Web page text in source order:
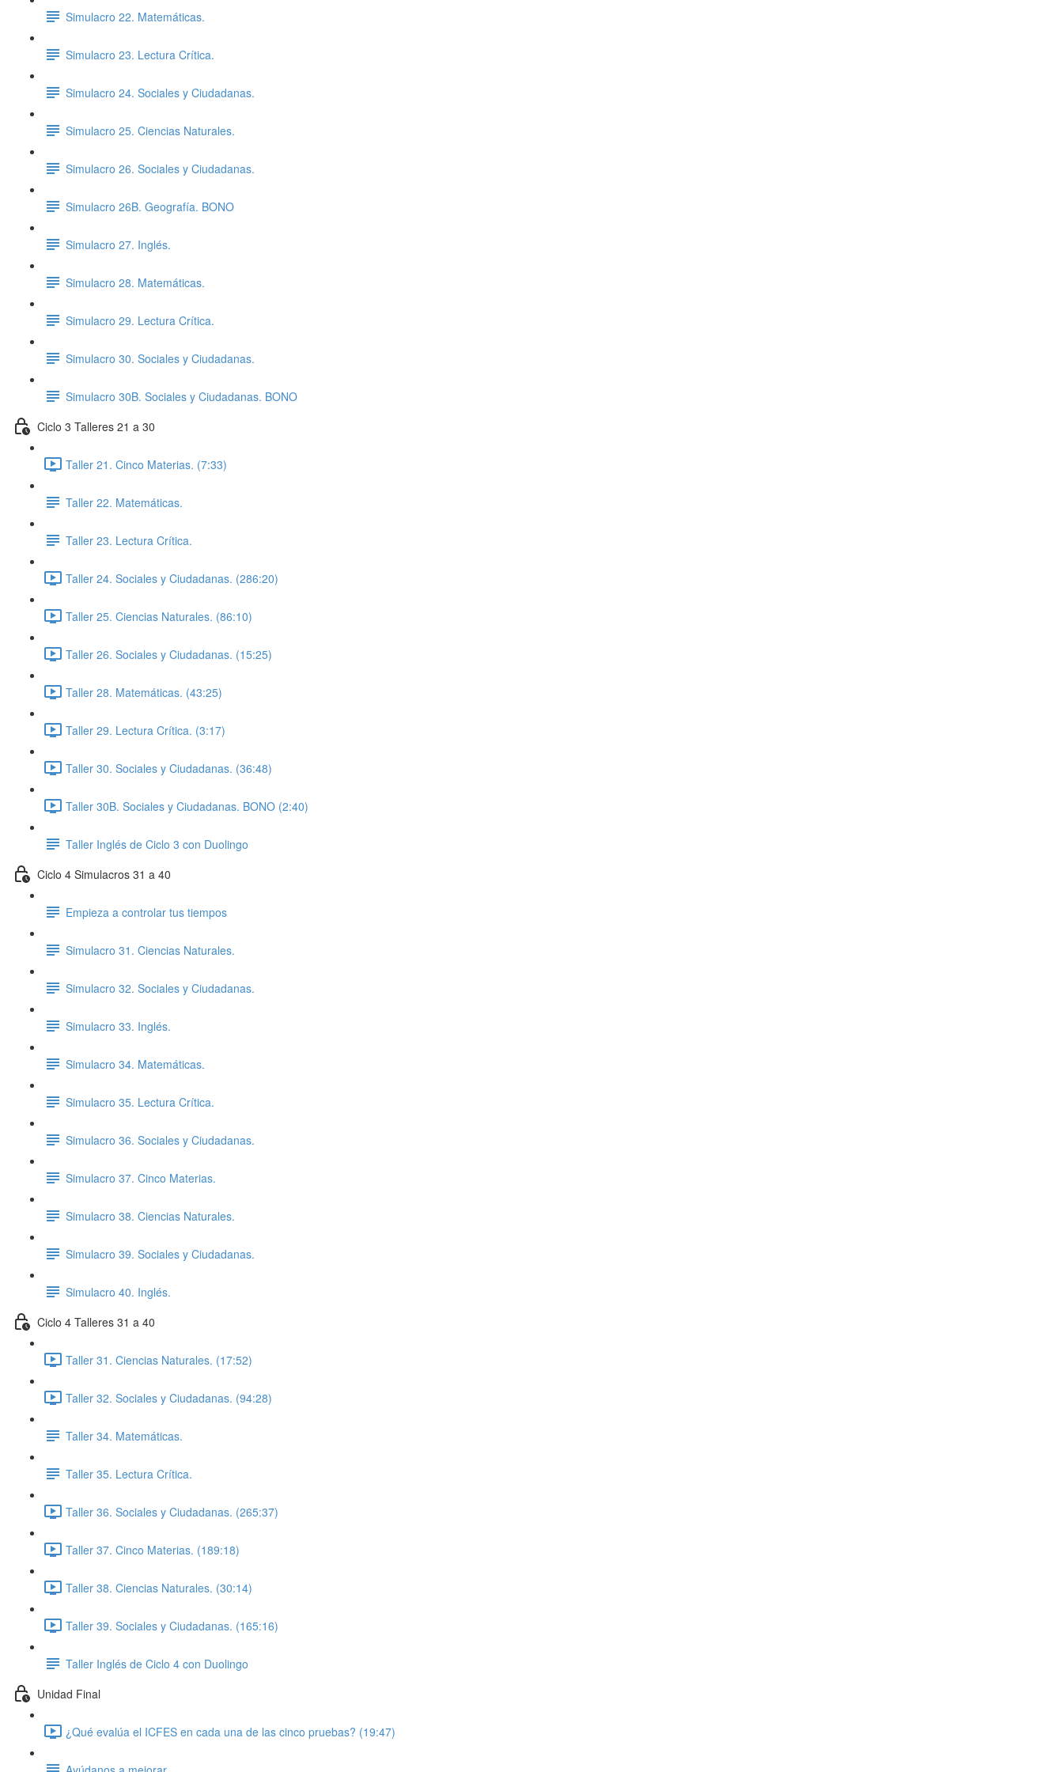
Simulacro 22. Matemáticas.
Simulacro 23. Lectura Crítica.
Simulacro 24. Sociales y Ciudadanas.
Simulacro 25. Ciencias Naturales.
Simulacro 26. Sociales y Ciudadanas.
Simulacro 26B. Geografía. BONO
Simulacro 27. Inglés.
Simulacro 28. Matemáticas.
Simulacro 29. Lectura Crítica.
Simulacro 30. Sociales y Ciudadanas.
Simulacro 30B. Sociales y Ciudadanas. BONO
Ciclo 3 Talleres 21 a 30
Taller 21. Cinco Materias. (7:33)
Taller 22. Matemáticas.
Taller 23. Lectura Crítica.
Taller 24. Sociales y Ciudadanas. (286:20)
Taller 25. Ciencias Naturales. (86:10)
Taller 26. Sociales y Ciudadanas. (15:25)
Taller 28. Matemáticas. (43:25)
Taller 29. Lectura Crítica. (3:17)
Taller 30. Sociales y Ciudadanas. (36:48)
Taller 30B. Sociales y Ciudadanas. BONO (2:40)
Taller Inglés de Ciclo 3 con Duolingo
Ciclo 4 Simulacros 31 a 40
Empieza a controlar tus tiempos
Simulacro 31. Ciencias Naturales.
Simulacro 32. Sociales y Ciudadanas.
Simulacro 33. Inglés.
Simulacro 34. Matemáticas.
Simulacro 35. Lectura Crítica.
Simulacro 36. Sociales y Ciudadanas.
Simulacro 37. Cinco Materias.
Simulacro 38. Ciencias Naturales.
Simulacro 39. Sociales y Ciudadanas.
Simulacro 40. Inglés.
Ciclo 4 Talleres 31 a 40
Taller 31. Ciencias Naturales. (17:52)
Taller 32. Sociales y Ciudadanas. (94:28)
Taller 34. Matemáticas.
Taller 35. Lectura Crítica.
Taller 36. Sociales y Ciudadanas. (265:37)
Taller 37. Cinco Materias. (189:18)
Taller 38. Ciencias Naturales. (30:14)
Taller 39. Sociales y Ciudadanas. (165:16)
Taller Inglés de Ciclo 4 con Duolingo
Unidad Final
¿Qué evalúa el ICFES en cada una de las cinco pruebas? (19:47)